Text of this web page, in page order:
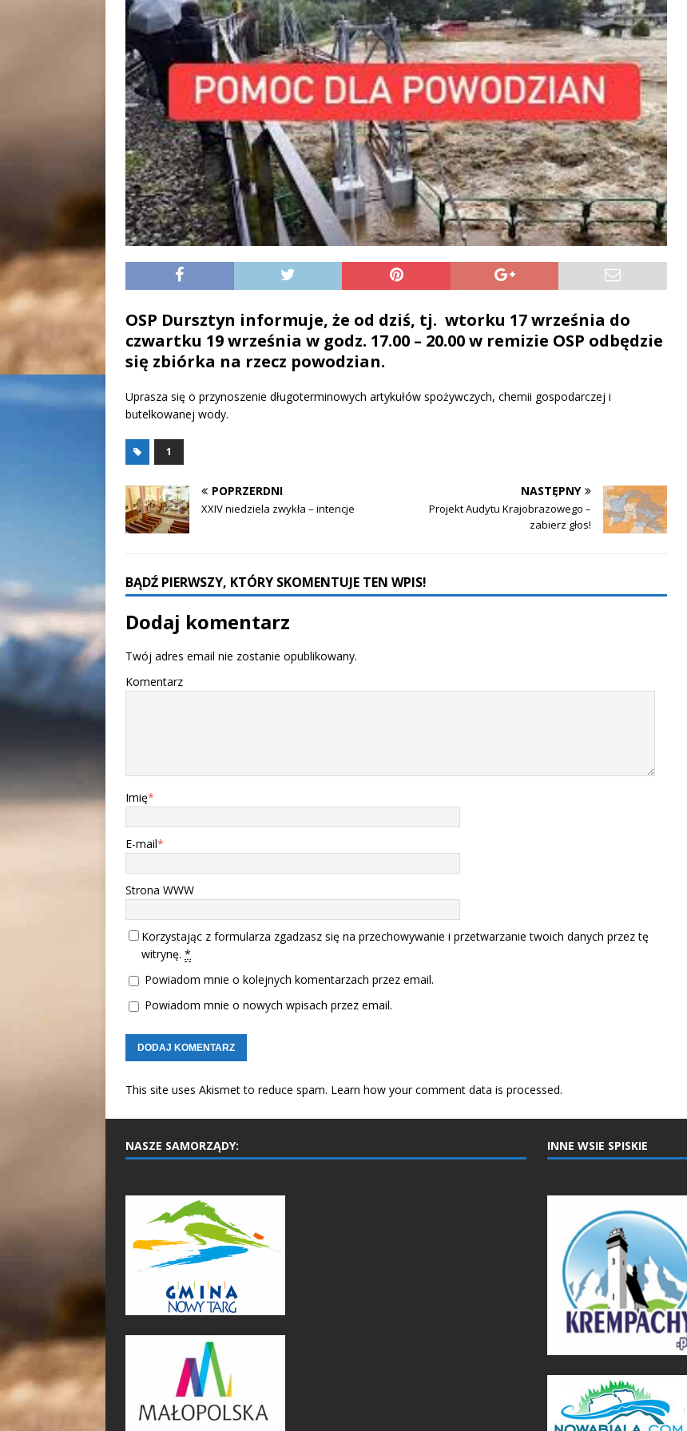
OSP Dursztyn informuje, że od dziś, tj. wtorku 17 września do
czwartku 19 września w godz. 17.00 – 20.00 w remizie OSP odbędzie
się zbiórka na rzecz powodzian.
Uprasza się o przynoszenie długoterminowych artykułów spożywczych, chemii gospodarczej i
butelkowanej wody.
1
POPRZERDNI
XXIV niedziela zwykła – intencje
NASTĘPNY
Projekt Audytu Krajobrazowego –
zabierz głos!
BĄDŹ PIERWSZY, KTÓRY SKOMENTUJE TEN WPIS!
Dodaj komentarz
Twój adres email nie zostanie opublikowany.
Komentarz
Imię*
E-mail*
Strona WWW
Korzystając z formularza zgadzasz się na przechowywanie i przetwarzanie twoich danych przez tę
witrynę. *
Powiadom mnie o kolejnych komentarzach przez email.
Powiadom mnie o nowych wpisach przez email.
This site uses Akismet to reduce spam. Learn how your comment data is processed.
NASZE SAMORZĄDY: INNE WSIE SPISKIE